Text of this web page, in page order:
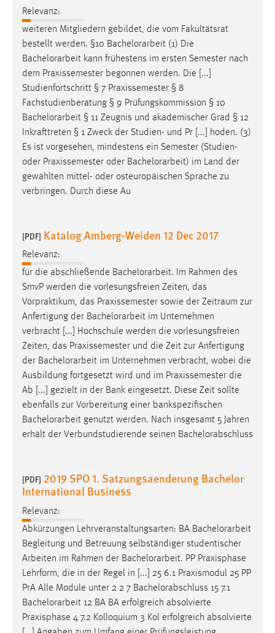
Relevanz:
weiteren Mitgliedern gebildet, die vom Fakultätsrat
bestellt werden. §10 Bachelorarbeit (1) Die
Bachelorarbeit kann frühestens im ersten Semester nach
dem Praxissemester begonnen werden. Die [...]
Studienfortschritt § 7 Praxissemester § 8
Fachstudienberatung § 9 Prüfungskommission § 10
Bachelorarbeit § 11 Zeugnis und akademischer Grad § 12
Inkrafttreten § 1 Zweck der Studien- und Pr [...] hoden. (3)
Es ist vorgesehen, mindestens ein Semester (Studien-
oder Praxissemester oder Bachelorarbeit) im Land der
gewählten mittel- oder osteuropäischen Sprache zu
verbringen. Durch diese Au
[PDF] Katalog Amberg-Weiden 12 Dec 2017
Relevanz:
für die abschließende Bachelorarbeit. Im Rahmen des
SmvP werden die vorlesungsfreien Zeiten, das
Vorpraktikum, das Praxissemester sowie der Zeitraum zur
Anfertigung der Bachelorarbeit im Unternehmen
verbracht [...] Hochschule werden die vorlesungsfreien
Zeiten, das Praxissemester und die Zeit zur Anfertigung
der Bachelorarbeit im Unternehmen verbracht, wobei die
Ausbildung fortgesetzt wird und im Praxissemester die
Ab [...] gezielt in der Bank eingesetzt. Diese Zeit sollte
ebenfalls zur Vorbereitung einer bankspezifischen
Bachelorarbeit genutzt werden. Nach insgesamt 5 Jahren
erhält der Verbundstudierende seinen Bachelorabschluss
[PDF] 2019 SPO 1. Satzungsaenderung Bachelor
International Business
Relevanz:
Abkürzungen Lehrveranstaltungsarten: BA Bachelorarbeit
Begleitung und Betreuung selbständiger studentischer
Arbeiten im Rahmen der Bachelorarbeit. PP Praxisphase
Lehrform, die in der Regel in [...] 25 6.1 Praxismodul 25 PP
PrA Alle Module unter 2 2 7 Bachelorabschluss 15 7.1
Bachelorarbeit 12 BA BA erfolgreich absolvierte
Praxisphase 4 7.2 Kolloquium 3 Kol erfolgreich absolvierte